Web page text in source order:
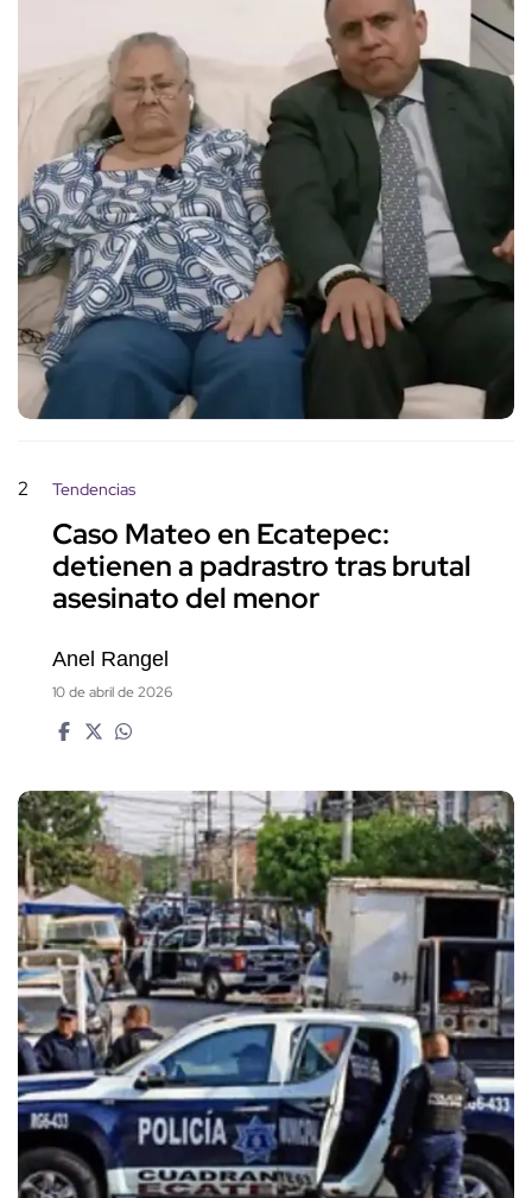
2 Tendencias
Caso Mateo en Ecatepec:
detienen a padrastro tras brutal
asesinato del menor
Anel Rangel
10 de abril de 2026